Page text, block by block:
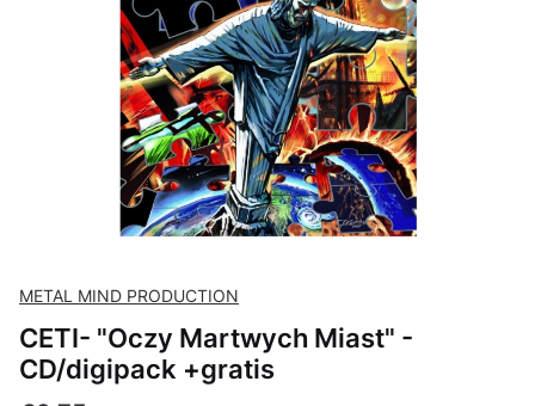
METAL MIND PRODUCTION
CETI- "Oczy Martwych Miast" -
CD/digipack +gratis